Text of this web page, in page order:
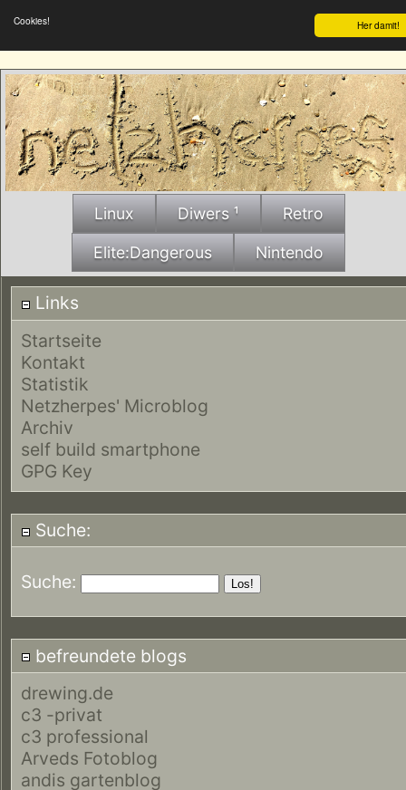
Her damit!
Cookies!
Linux Diwers ¹ Retro
Elite:Dangerous Nintendo
Links
Startseite
Kontakt
Statistik
Netzherpes' Microblog
Archiv
self build smartphone
GPG Key
Suche:
Suche:
befreundete blogs
drewing.de
c3 -privat
c3 professional
Arveds Fotoblog
andis gartenblog